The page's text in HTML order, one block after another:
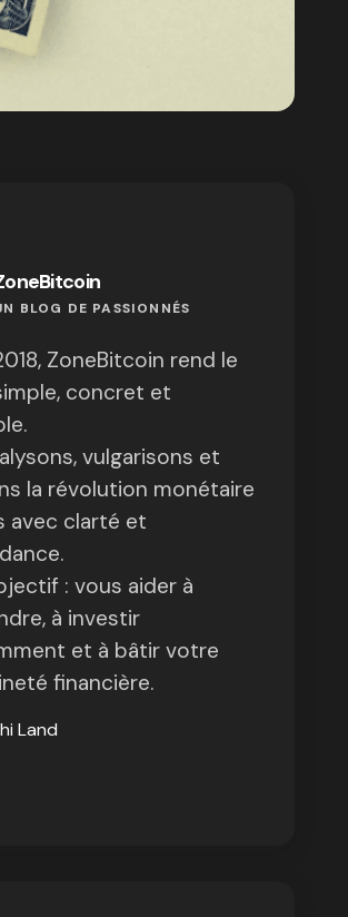
BLOG DE PASSIONNÉS
ZoneBitcoin rend le
concret et
vulgarisons et
la révolution monétaire
avec clarté et
: vous aider à
à investir
et à bâtir votre
financière.
Land